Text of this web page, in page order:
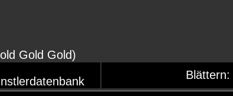
Gold Gold)
Blättern: